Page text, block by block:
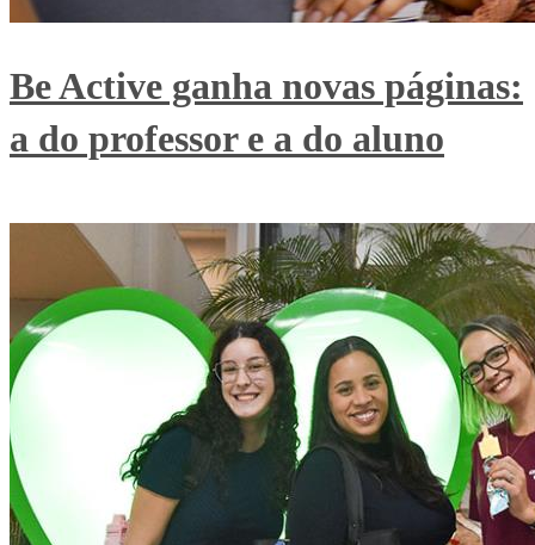
Be Active ganha novas páginas:
a do professor e a do aluno